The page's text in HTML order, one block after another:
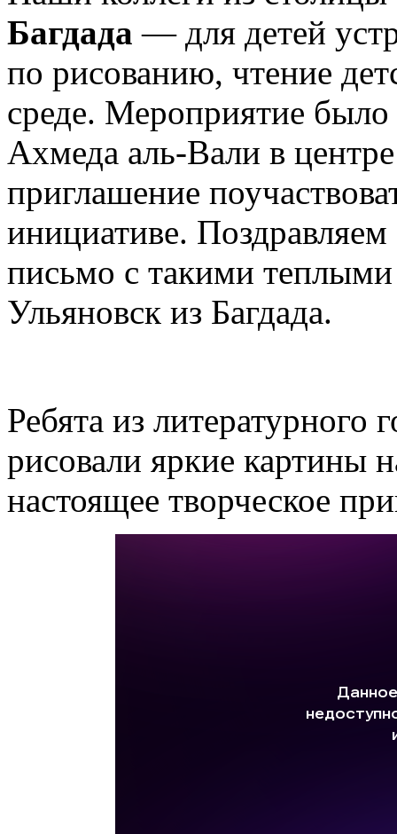
Багдада — для детей
по рисованию, чтение
среде. Мероприятие было
Ахмеда аль-Вали в
приглашение
инициативе.
письмо с такими
Ульяновск из Багдада.
Ребята из
рисовали яркие картины
настоящее творческое